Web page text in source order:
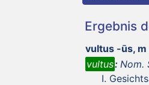
Ergebnis
vultus -ūs, m
vultus: Nom.